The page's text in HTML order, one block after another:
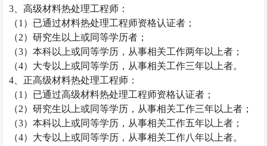
3 、高级材料热处理工程师：
（1 ）已通过材料热处理工程师资格认证者；
（2）研究生以上或同等学历者；
（3）本科以上或同等学历，从事相关工作两年以上者；
（4）大专以上或同等学历，从事相关工作三年以上者。
4 、正高级材料热处理工程师：
（1 ）已通过高级材料热处理工程师资格认证者；
（2）研究生以上或同等学历，从事相关工作三年以上者；
（3）本科以上或同等学历，从事相关工作五年以上者；
（4）大专以上或同等学历，从事相关工作八年以上者。